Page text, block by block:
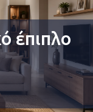
έπιπλο